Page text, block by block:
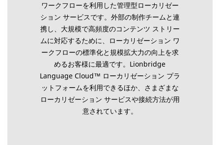
ワークフローを利用した管理型ローカリゼー
ション サービスです。外部の制作チームと連
携し、大規模で高頻度のコンテンツ ストリー
ムに対応するために、ローカリゼーション ワ
ークフローの標準化と規模拡大力の向上を求
めるお客様に最適です。Lionbridge
Language Cloud™ ローカリゼーション プラ
ットフォームを利用できるほか、さまざまな
ローカリゼーション サービスや接続方法が用
意されています。